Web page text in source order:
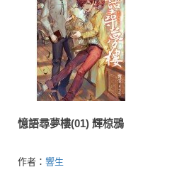
憶語尋夢樓(01) 輝椋鴉
作者： 響生